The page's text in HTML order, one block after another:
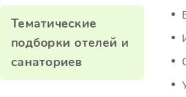
Тематические
подборки отелей и
санаториев